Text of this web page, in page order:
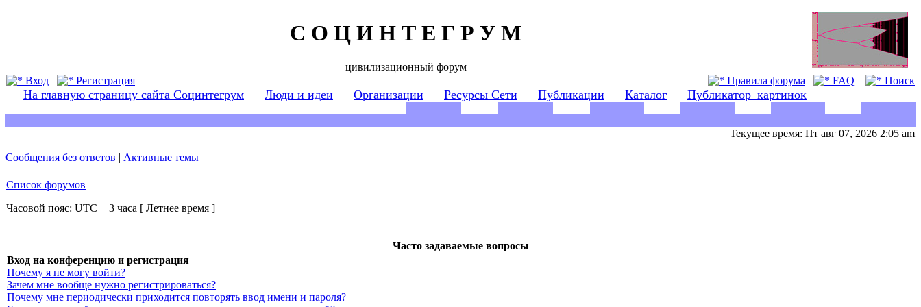
С О Ц И Н Т Е Г Р У М
цивилизационный форум
Вход
Регистрация Правила форума FAQ Поиск
На главную страницу сайта Социнтегрум Люди и идеи Организации Ресурсы Сети Публикации Каталог Публикатор_картинок
Текущее время: Пт авг 07, 2026 2:05 am
Сообщения без ответов | Активные темы
Список форумов
Часовой пояс: UTC + 3 часа [ Летнее время ]
Часто задаваемые вопросы
Вход на конференцию и регистрация
Почему я не могу войти?
Зачем мне вообще нужно регистрироваться?
Почему мне периодически приходится повторять ввод имени и пароля?